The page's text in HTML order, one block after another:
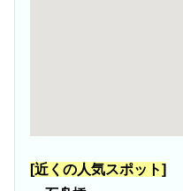
[近くの人気スポット]